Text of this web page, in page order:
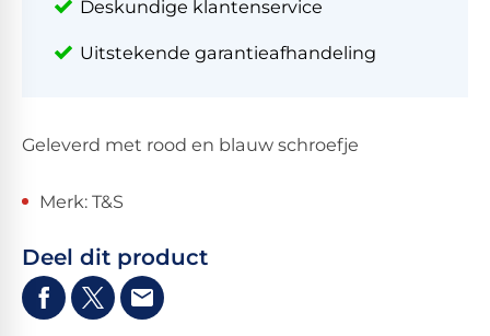
Deskundige klantenservice
Uitstekende garantieafhandeling
Geleverd met rood en blauw schroefje
Merk: T&S
Deel dit product